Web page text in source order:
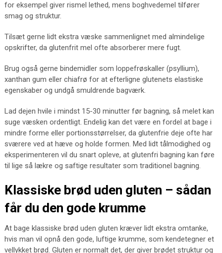
for eksempel giver rismel lethed, mens boghvedemel tilfører
smag og struktur.
Tilsæt gerne lidt ekstra væske sammenlignet med almindelige
opskrifter, da glutenfrit mel ofte absorberer mere fugt.
Brug også gerne bindemidler som loppefrøskaller (psyllium),
xanthan gum eller chiafrø for at efterligne glutenets elastiske
egenskaber og undgå smuldrende bagværk.
Lad dejen hvile i mindst 15-30 minutter før bagning, så melet kan
suge væsken ordentligt. Endelig kan det være en fordel at bage i
mindre forme eller portionsstørrelser, da glutenfrie deje ofte har
sværere ved at hæve og holde formen. Med lidt tålmodighed og
eksperimenteren vil du snart opleve, at glutenfri bagning kan føre
til lige så lækre og saftige resultater som traditionel bagning.
Klassiske brød uden gluten – sådan
får du den gode krumme
At bage klassiske brød uden gluten kræver lidt ekstra omtanke,
hvis man vil opnå den gode, luftige krumme, som kendetegner et
vellykket brød. Gluten er normalt det, der giver brødet struktur og